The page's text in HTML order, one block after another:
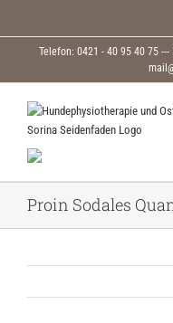
Telefon: 0421 - 40 95 40 75
Proin Sodales